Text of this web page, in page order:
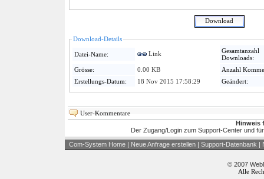
Download-Details
Datei-Name: Link
Gesamtanzahl
Downloads:
Grösse:
0.00 KB
Anzahl
Erstellungs-Datum:
18 Nov 2015 17:58:29 Geändert:
User-Kommentare
Hinweis
Der Zugang/Login zum Support-Center und
Com-System Home | Neue Anfrage erstellen | Support-Datenbank |
© 2007
Alle